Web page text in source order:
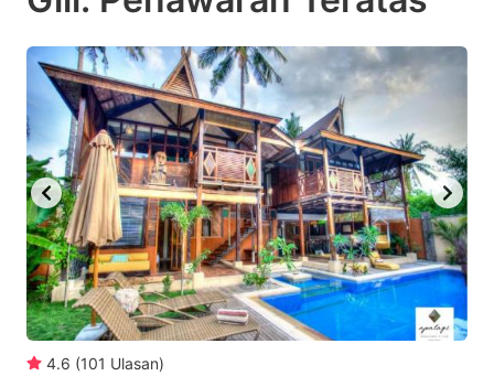
the
question
mark
key
to
get
the
keyboard
shortcuts
for
the
question
mark
key
to
get
the
keyboard
shortcuts
4.6 (101 Ulasan)